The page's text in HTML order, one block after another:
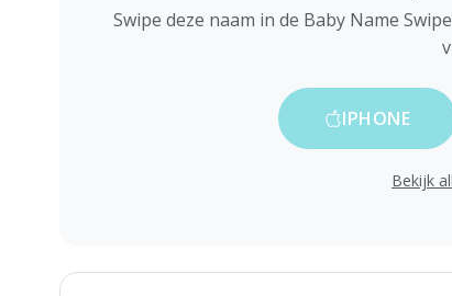
Swipe deze naam in de Baby Name
IPHONE
Bekijk